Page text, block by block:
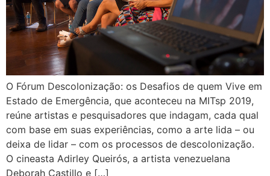
O Fórum Descolonização: os Desafios de quem Vive em
Estado de Emergência, que aconteceu na MITsp 2019,
reúne artistas e pesquisadores que indagam, cada qual
com base em suas experiências, como a arte lida – ou
deixa de lidar – com os processos de descolonização.
O cineasta Adirley Queirós, a artista venezuelana
Deborah Castillo e […]